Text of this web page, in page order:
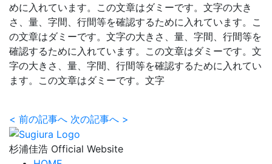
めに入れています。この文章はダミーです。文字の大き
さ、量、字間、行間等を確認するために入れています。こ
の文章はダミーです。文字の大きさ、量、字間、行間等を
確認するために入れています。この文章はダミーです。文
字の大きさ、量、字間、行間等を確認するために入れてい
ます。この文章はダミーです。文字
< 前の記事へ 次の記事へ >
杉浦佳浩 Official Website